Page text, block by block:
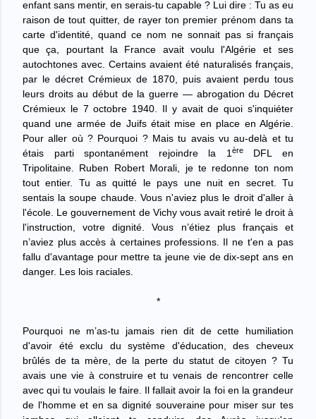
enfant sans mentir, en serais-tu capable ? Lui dire : Tu as eu
raison de tout quitter, de rayer ton premier prénom dans ta
carte d'identité, quand ce nom ne sonnait pas si français
que ça, pourtant la France avait voulu l'Algérie et ses
autochtones avec. Certains avaient été naturalisés français,
par le décret Crémieux de 1870, puis avaient perdu tous
leurs droits au début de la guerre ­— abrogation du Décret
Crémieux le 7 octobre 1940. Il y avait de quoi s'inquiéter
quand une armée de Juifs était mise en place en Algérie.
Pour aller où ? Pourquoi ? Mais tu avais vu au-delà et tu
étais parti spontanément rejoindre la 1 èreDFL en
Tripolitaine. Ruben Robert Morali, je te redonne ton nom
tout entier. Tu as quitté le pays une nuit en secret. Tu
sentais la soupe chaude. Vous n'aviez plus le droit d'aller à
l'école. Le gouvernement de Vichy vous avait retiré le droit à
l'instruction, votre dignité. Vous n’étiez plus français et
n’aviez plus accès à certaines professions. Il ne t'en a pas
fallu d'avantage pour mettre ta jeune vie de dix-sept ans en
danger. Les lois raciales.
*
Pourquoi ne m’as-tu jamais rien dit de cette humiliation
d'avoir été exclu du système d'éducation, des cheveux
brûlés de ta mère, de la perte du statut de citoyen ? Tu
avais une vie à construire et tu venais de rencontrer celle
avec qui tu voulais le faire. Il fallait avoir la foi en la grandeur
de l'homme et en sa dignité souveraine pour miser sur tes